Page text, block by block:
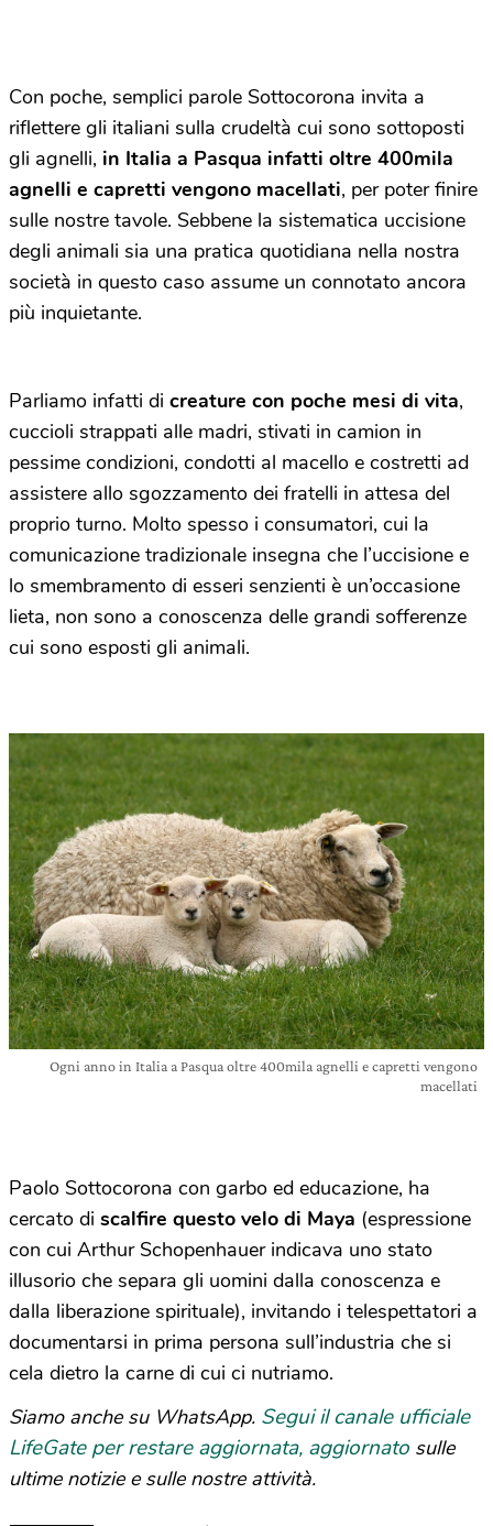
Con poche, semplici parole Sottocorona invita a
riflettere gli italiani sulla crudeltà cui sono sottoposti
gli agnelli, in Italia a Pasqua infatti oltre 400mila
agnelli e capretti vengono macellati, per poter finire
sulle nostre tavole. Sebbene la sistematica uccisione
degli animali sia una pratica quotidiana nella nostra
società in questo caso assume un connotato ancora
più inquietante.
Parliamo infatti di creature con poche mesi di vita,
cuccioli strappati alle madri, stivati in camion in
pessime condizioni, condotti al macello e costretti ad
assistere allo sgozzamento dei fratelli in attesa del
proprio turno. Molto spesso i consumatori, cui la
comunicazione tradizionale insegna che l’uccisione e
lo smembramento di esseri senzienti è un’occasione
lieta, non sono a conoscenza delle grandi sofferenze
cui sono esposti gli animali.
Ogni anno in Italia a Pasqua oltre 400mila agnelli e capretti vengono
macellati
Paolo Sottocorona con garbo ed educazione, ha
cercato di scalfire questo velo di Maya (espressione
con cui Arthur Schopenhauer indicava uno stato
illusorio che separa gli uomini dalla conoscenza e
dalla liberazione spirituale), invitando i telespettatori a
documentarsi in prima persona sull’industria che si
cela dietro la carne di cui ci nutriamo.
Siamo anche su WhatsApp. Segui il canale ufficiale
LifeGate per restare aggiornata, aggiornato sulle
ultime notizie e sulle nostre attività.